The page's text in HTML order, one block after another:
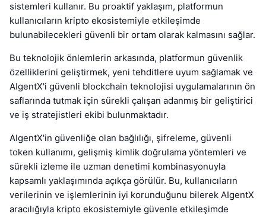
sistemleri kullanır. Bu proaktif yaklaşım, platformun
kullanıcıların kripto ekosistemiyle etkileşimde
bulunabilecekleri güvenli bir ortam olarak kalmasını sağlar.
Bu teknolojik önlemlerin arkasında, platformun güvenlik
özelliklerini geliştirmek, yeni tehditlere uyum sağlamak ve
AIgentX'i güvenli blockchain teknolojisi uygulamalarının ön
saflarında tutmak için sürekli çalışan adanmış bir geliştirici
ve iş stratejistleri ekibi bulunmaktadır.
AIgentX'in güvenliğe olan bağlılığı, şifreleme, güvenli
token kullanımı, gelişmiş kimlik doğrulama yöntemleri ve
sürekli izleme ile uzman denetimi kombinasyonuyla
kapsamlı yaklaşımında açıkça görülür. Bu, kullanıcıların
verilerinin ve işlemlerinin iyi korunduğunu bilerek AIgentX
aracılığıyla kripto ekosistemiyle güvenle etkileşimde